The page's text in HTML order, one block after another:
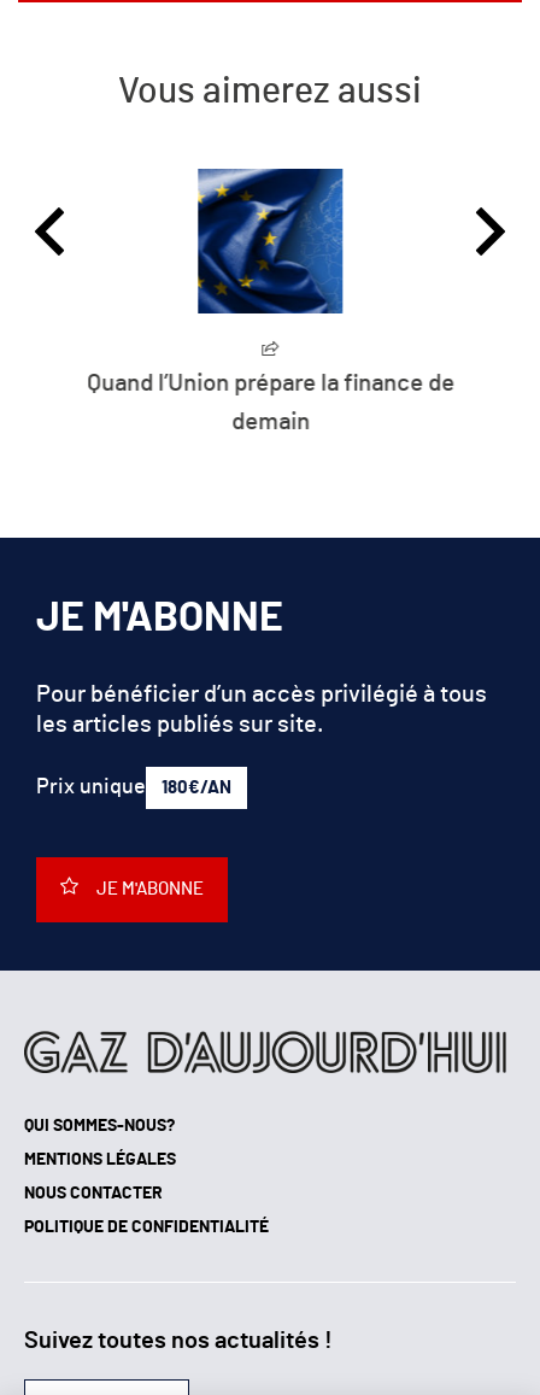
Vous aimerez aussi
Quand l’Union prépare la finance de
demain
QUI SOMMES-NOUS?
MENTIONS LÉGALES
NOUS CONTACTER
POLITIQUE DE CONFIDENTIALITÉ
Suivez toutes nos actualités !
JE M'ABONNE
Pour bénéficier d’un accès privilégié à tous
les articles publiés sur site.
Prix unique 180€/AN
JE M'ABONNE